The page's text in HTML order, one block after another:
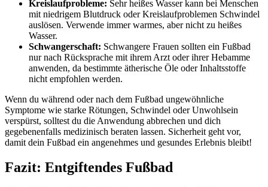
Kreislaufprobleme: Sehr heißes Wasser kann bei Menschen
mit niedrigem Blutdruck oder Kreislaufproblemen Schwindel
auslösen. Verwende immer warmes, aber nicht zu heißes
Wasser.
Schwangerschaft: Schwangere Frauen sollten ein Fußbad
nur nach Rücksprache mit ihrem Arzt oder ihrer Hebamme
anwenden, da bestimmte ätherische Öle oder Inhaltsstoffe
nicht empfohlen werden.
Wenn du während oder nach dem Fußbad ungewöhnliche
Symptome wie starke Rötungen, Schwindel oder Unwohlsein
verspürst, solltest du die Anwendung abbrechen und dich
gegebenenfalls medizinisch beraten lassen. Sicherheit geht vor,
damit dein Fußbad ein angenehmes und gesundes Erlebnis bleibt!
Fazit: Entgiftendes Fußbad